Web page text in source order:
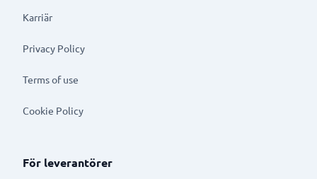
Karriär
Privacy Policy
Terms of use
Cookie Policy
För leverantörer